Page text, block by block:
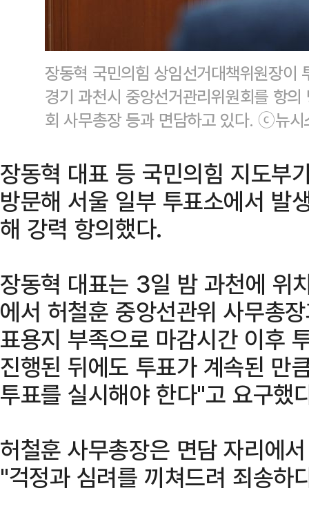
장동혁 국민의힘 상임선거대책위원장
경기 과천시 중앙선거관리위원회를 항
회 사무총장 등과 면담하고 있다. ⓒ뉴시
장동혁 대표 등 국민의힘 지도부
방문해 서울 일부 투표소에서 발
해 강력 항의했다.
장동혁 대표는 3일 밤 과천에 위
에서 허철훈 중앙선관위 사무총
표용지 부족으로 마감시간 이후
진행된 뒤에도 투표가 계속된 만
투표를 실시해야 한다"고 요구했
허철훈 사무총장은 면담 자리에
"걱정과 심려를 끼쳐드려 죄송하